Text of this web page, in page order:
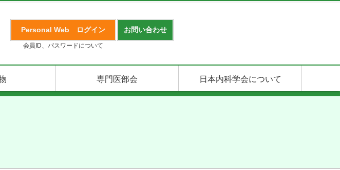
お問い合わせ
Personal Web ログイン
会員ID、パスワードについて
専門医部会 日本内科学会について